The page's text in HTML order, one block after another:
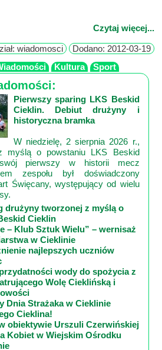
Czytaj więcej...
wiadomosci
Dodano: 2012-03-19
Kultura Sport
Pierwszy sparing LKS Beskid
Cieklin. Debiut drużyny i
historyczna bramka
W niedzielę, 2 sierpnia 2026 r.,
myślą o powstaniu LKS Beskid
swój pierwszy w historii mecz
zespołu był doświadczony
Święcany, występujący od wielu
drużyny tworzonej z myślą o
Cieklin
– Klub Sztuk Wielu” – wernisaż
w Cieklinie
najlepszych uczniów
wody do spożycia z
Wolę Cieklińską i
Dnia Strażaka w Cieklinie
Cieklina!
obiektywie Urszuli Czerwińskiej
Kobiet w Wiejskim Ośrodku